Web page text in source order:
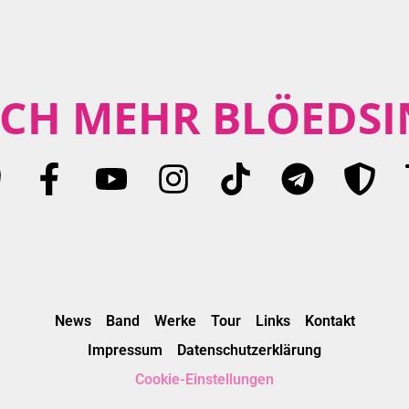
MEHR
News Band Werke Tour Links
Kontakt
Impressum
Datenschutzerklärung
Cookie-Einstellungen